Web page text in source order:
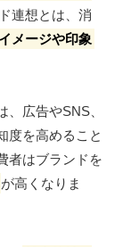
連想とは、消
メージや印象
広告やSNS、
度を高めること
者はブランドを
が高くなりま